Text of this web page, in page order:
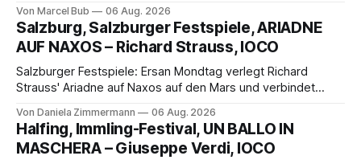
eine bildgewaltige Inszenierung, Maxime Pascal entfaltet
die komplexe Partitur eindrucksvoll, Philippe Sly berührt als
Franziskus.
Von Marcel Bub 06 Aug. 2026
Salzburg, Salzburger Festspiele, ARIADNE
AUF NAXOS – Richard Strauss, IOCO
Salzburger Festspiele: Ersan Mondtag verlegt Richard
Strauss' Ariadne auf Naxos auf den Mars und verbindet
Aufführung mit starken Solisten und den Wiener
Philharmonikern, szenisch bleibt der zweite Akt jedoch
hinter den Erwartungen zurück.
Von Daniela Zimmermann 06 Aug. 2026
Halfing, Immling-Festival, UN BALLO IN
MASCHERA – Giuseppe Verdi, IOCO